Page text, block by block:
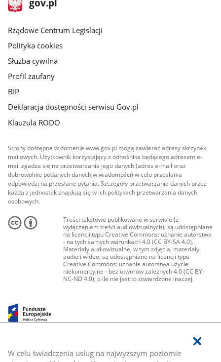
W celu świadczenia usług na najwyższym poziomie
gov.plgov.pl
Rządowe Centrum Legislacji
Polityka cookies
Służba cywilna
Profil zaufany
BIP
Deklaracja dostępności serwisu Gov.pl
Klauzula RODO
Strony dostępne w domenie www.gov.pl mogą zawierać adresy skrzynek
mailowych. Użytkownik korzystający z odnośnika będącego adresem e-
mail zgadza się na przetwarzanie jego danych (adres e-mail oraz
dobrowolnie podanych danych w wiadomości) w celu przesłania
odpowiedzi na przesłane pytania. Szczegóły przetwarzania danych przez
każdą z jednostek znajdują się w ich politykach przetwarzania danych
osobowych.
Treści tekstowe publikowane w serwisie (z
wyłączeniem treści audiowizualnych), są udostępniane
na licencji typu Creative Commons: uznanie autorstwa
- na tych samych warunkach 4.0 (CC BY-SA 4.0).
Materiały audiowizualne, w tym zdjęcia, materiały
audio i wideo, są udostępniane na licencji typu
Creative Commons: uznanie autorstwa użycie
niekomercyjne - bez utworów zależnych 4.0 (CC BY-
NC-ND 4.0), o ile nie jest to stwierdzone inaczej.